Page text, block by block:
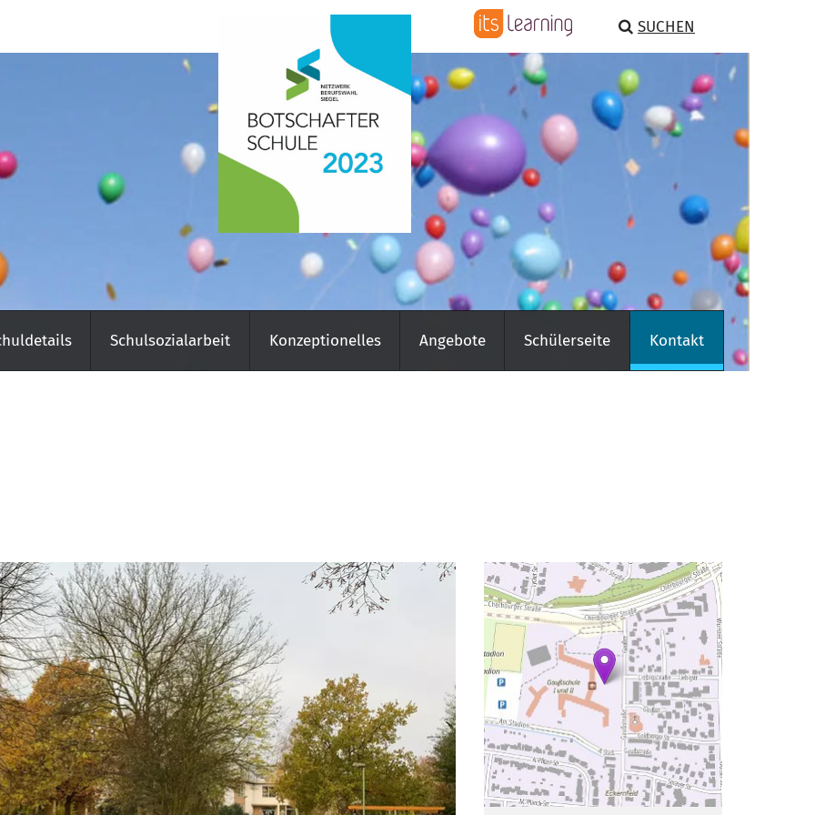
SUCHEN
Schulsozialarbeit Konzeptionelles Angebote Schülerseite Kontakt